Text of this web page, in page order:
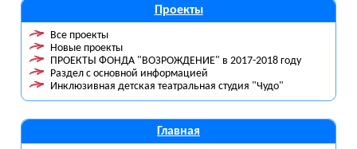
Проекты
Все проекты
Новые проекты
ПРОЕКТЫ ФОНДА "ВОЗРОЖДЕНИЕ" в 2017-2018 году
Раздел с основной информацией
Инклюзивная детская театральная студия "Чудо"
Главная